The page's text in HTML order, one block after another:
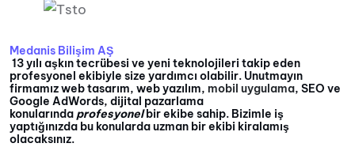
Medanis Bilişim AŞ
13 yılı aşkın tecrübesi ve yeni teknolojileri takip eden
profesyonel ekibiyle size yardımcı olabilir. Unutmayın
firmamız web tasarım, web yazılım, mobil uygulama, SEO ve
Google AdWords, dijital pazarlama
konularında profesyonelbir ekibe sahip. Bizimle iş
yaptığınızda bu konularda uzman bir ekibi kiralamış
olacaksınız.